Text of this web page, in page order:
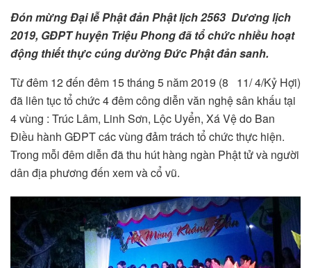
Đón mừng Đại lễ Phật đản Phật lịch 2563 Dương lịch
2019, GĐPT huyện Triệu Phong đã tổ chức nhiều hoạt
động thiết thực cúng dường Đức Phật đản sanh.
Từ đêm 12 đến đêm 15 tháng 5 năm 2019 (8 11/ 4/Kỷ Hợi)
đã liên tục tổ chức 4 đêm công diễn văn nghệ sân khấu tại
4 vùng : Trúc Lâm, Linh Sơn, Lộc Uyển, Xá Vệ do Ban
Điều hành GĐPT các vùng đảm trách tổ chức thực hiện.
Trong mỗi đêm diễn đã thu hút hàng ngàn Phật tử và người
dân địa phương đến xem và cổ vũ.